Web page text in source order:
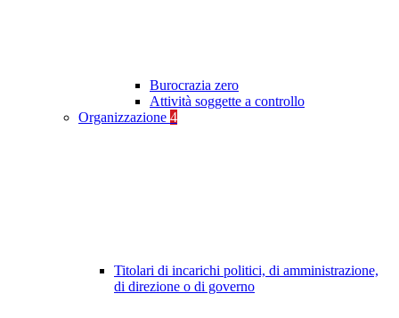
Burocrazia zero
Attività soggette a controllo
Organizzazione 4
Titolari di incarichi politici, di amministrazione,
di direzione o di governo